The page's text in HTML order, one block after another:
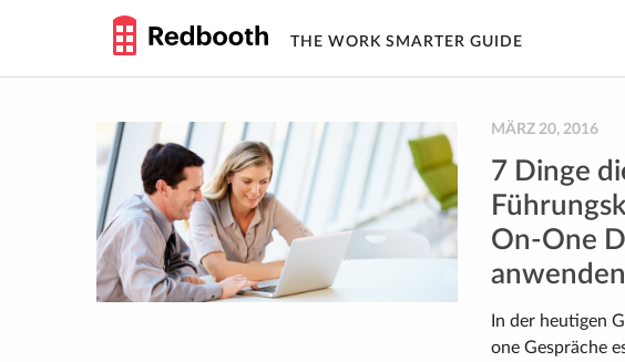
THE WORK SMARTER GUIDE
MÄRZ 20, 2016
7 Dinge
On-One
anwenden
In der heutigen
one Gespräche